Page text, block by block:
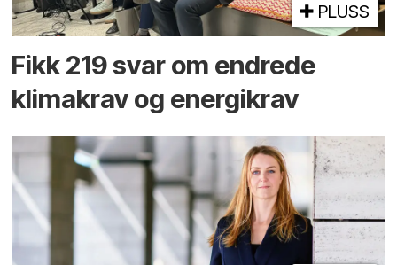
PLUSS
Fikk 219 svar om endrede
klimakrav og energikrav